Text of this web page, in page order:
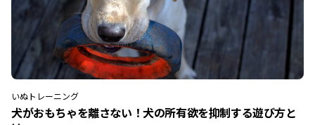
いぬトレーニング
犬がおもちゃを離さない！犬の所有欲を抑制する遊び方と